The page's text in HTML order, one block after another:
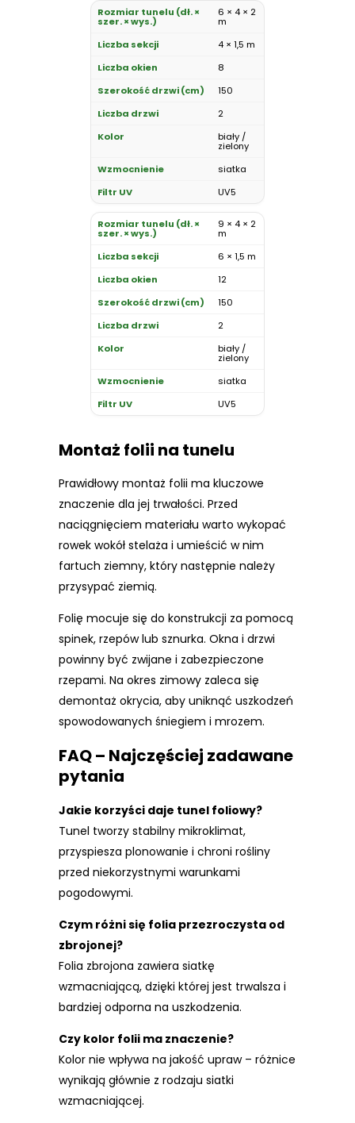
6 × 4 × 2
m
4 × 1,5 m
8
150
2
biały /
zielony
siatka
UV5
9 × 4 × 2
m
6 × 1,5 m
12
150
2
biały /
zielony
siatka
UV5
Montaż folii na tunelu
Prawidłowy montaż folii ma kluczowe
znaczenie dla jej trwałości. Przed
naciągnięciem materiału warto wykopać
rowek wokół stelaża i umieścić w nim
fartuch ziemny, który następnie należy
przysypać ziemią.
Folię mocuje się do konstrukcji za pomocą
spinek, rzepów lub sznurka. Okna i drzwi
powinny być zwijane i zabezpieczone
rzepami. Na okres zimowy zaleca się
demontaż okrycia, aby uniknąć uszkodzeń
spowodowanych śniegiem i mrozem.
FAQ – Najczęściej zadawane
pytania
Jakie korzyści daje tunel foliowy?
Tunel tworzy stabilny mikroklimat,
przyspiesza plonowanie i chroni rośliny
przed niekorzystnymi warunkami
pogodowymi.
Czym różni się folia przezroczysta od
zbrojonej?
Folia zbrojona zawiera siatkę
wzmacniającą, dzięki której jest trwalsza i
bardziej odporna na uszkodzenia.
Czy kolor folii ma znaczenie?
Kolor nie wpływa na jakość upraw – różnice
wynikają głównie z rodzaju siatki
wzmacniającej.